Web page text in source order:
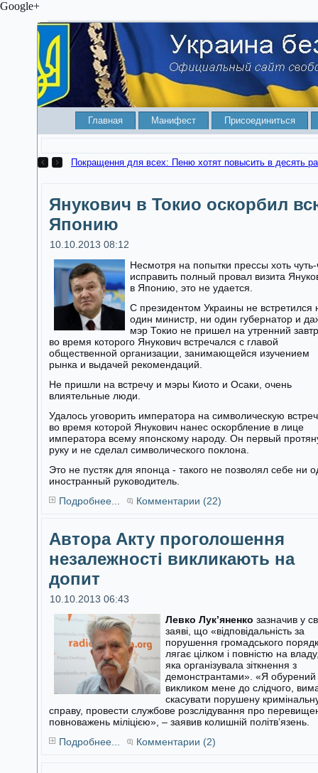
Google+
Главная Манифест Присоединиться
Покращення для всех: Пеню хотят повысить в десять
Янукович в Токио оскорбил
Японию
10.10.2013 08:12
Несмотря на попытки прессы хоть чуть-
исправить полный провал визита
в Японию, это не удается.
С президентом Украины не встретился
один министр, ни один губернатор и
мэр Токио не пришел на утренний
во время которого Янукович встречался с главой
общественной организации, занимающейся изучением
рынка и выдачей рекомендаций.
Не пришли на встречу и мэры Киото и Осаки, очень
влиятельные люди.
Удалось уговорить императора на символическую
во время которой Янукович нанес оскорбление в лице
императора всему японскому народу. Он первый
руку и не сделал символического поклона.
Это не пустяк для японца - такого не позволял себе ни
иностранный руководитель.
Подробнее...
Комментарии (22)
Автора Акту проголошення
незалежності викликають на
допит
10.10.2013 06:43
Левко Лук’яненко зазначив у
заяві, що «відповідальність за
порушення громадського
лягає цілком і повністю на
яка організувала зіткнення з
демонстрантами». «Я обурений
викликом мене до слідчого,
скасувати порушену
справу, провести службове розслідування про
повноважень міліцією», – заявив колишній політв’язень.
Подробнее...
Комментарии (2)